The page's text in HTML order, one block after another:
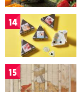
14
15